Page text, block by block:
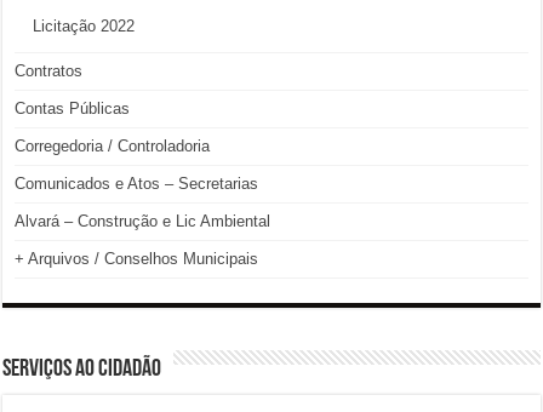
Licitação 2022
Contratos
Contas Públicas
Corregedoria / Controladoria
Comunicados e Atos – Secretarias
Alvará – Construção e Lic Ambiental
+ Arquivos / Conselhos Municipais
SERVIÇOS AO CIDADÃO